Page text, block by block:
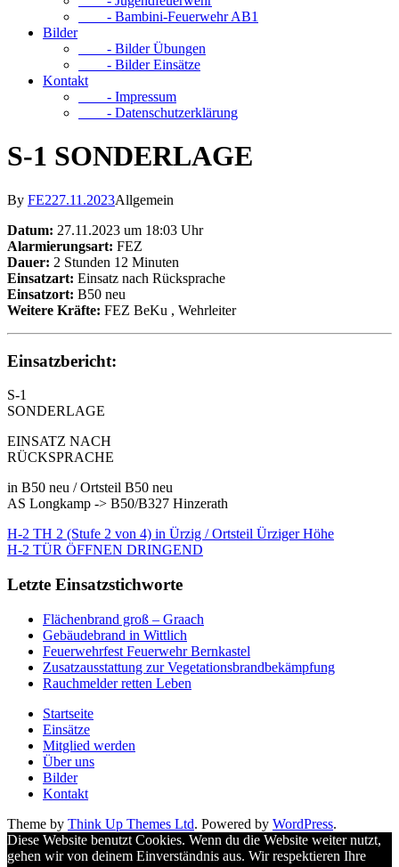
- Bambini-Feuerwehr AB1
Bilder
- Bilder Übungen
- Bilder Einsätze
Kontakt
- Impressum
- Datenschutzerklärung
S-1 SONDERLAGE
By FE227.11.2023Allgemein
Datum: 27.11.2023 um 18:03 Uhr
Alarmierungsart: FEZ
Dauer: 2 Stunden 12 Minuten
Einsatzart: Einsatz nach Rücksprache
Einsatzort: B50 neu
Weitere Kräfte: FEZ BeKu , Wehrleiter
Einsatzbericht:
S-1
SONDERLAGE
EINSATZ NACH
RÜCKSPRACHE
in B50 neu / Ortsteil B50 neu
AS Longkamp -> B50/B327 Hinzerath
H-2 TH 2 (Stufe 2 von 4) in Ürzig / Ortsteil Ürziger Höhe
H-2 TÜR ÖFFNEN DRINGEND
Letzte Einsatzstichworte
Flächenbrand groß – Graach
Gebäudebrand in Wittlich
Feuerwehrfest Feuerwehr Bernkastel
Zusatzausstattung zur Vegetationsbrandbekämpfung
Rauchmelder retten Leben
Startseite
Einsätze
Mitglied werden
Über uns
Bilder
Kontakt
Theme by Think Up Themes Ltd. Powered by WordPress.
Diese Website benutzt Cookies. Wenn du die Website weiter nutzt,
gehen wir von deinem Einverständnis aus. Wir respektieren Ihre